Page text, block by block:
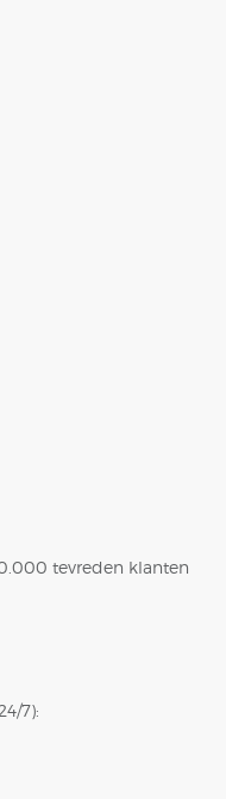
tevreden klanten
7):